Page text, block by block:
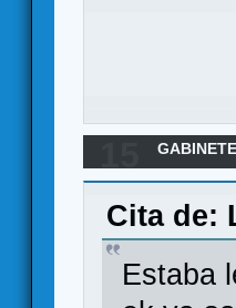
Cita de:
Estaba